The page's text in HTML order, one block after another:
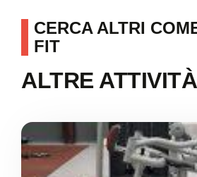
CERCA ALTRI
FIT
ALTRE